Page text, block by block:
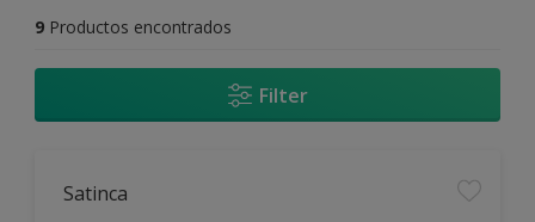
9 Productos encontrados
Filter
Satinca